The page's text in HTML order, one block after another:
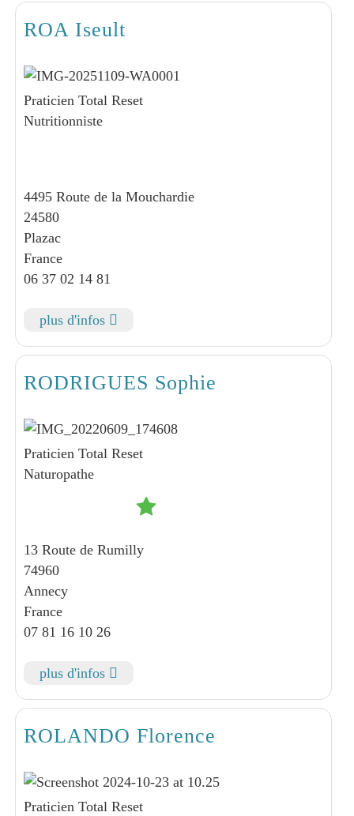
ROA Iseult
Praticien Total Reset
Nutritionniste
4495 Route de la Mouchardie
24580
Plazac
France
06 37 02 14 81
plus d'infos
RODRIGUES Sophie
Praticien Total Reset
Naturopathe
13 Route de Rumilly
74960
Annecy
France
07 81 16 10 26
plus d'infos
ROLANDO Florence
Praticien Total Reset